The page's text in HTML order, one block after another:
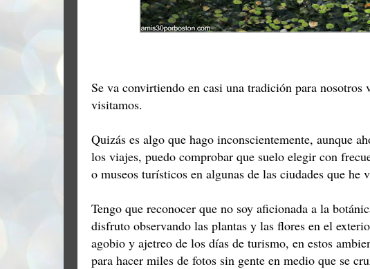
Se va convirtiendo en casi una tradición para
visitamos.
Quizás es algo que hago inconscientemente, aunque
los viajes, puedo comprobar que suelo elegir con
o museos turísticos en algunas de las ciudades que he
Tengo que reconocer que no soy aficionada a la
disfruto observando las plantas y las flores en el
agobio y ajetreo de los días de turismo, en estos
para hacer miles de fotos sin gente en medio que se